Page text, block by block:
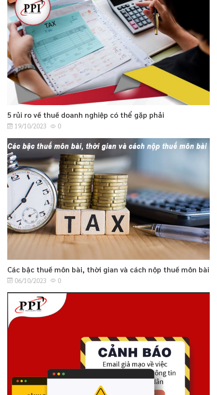
5 rủi ro về thuế doanh nghiệp có thể gặp phải
19/10/2023 0
Các bậc thuế môn bài, thời gian và cách nộp thuế môn bài
06/10/2023 0